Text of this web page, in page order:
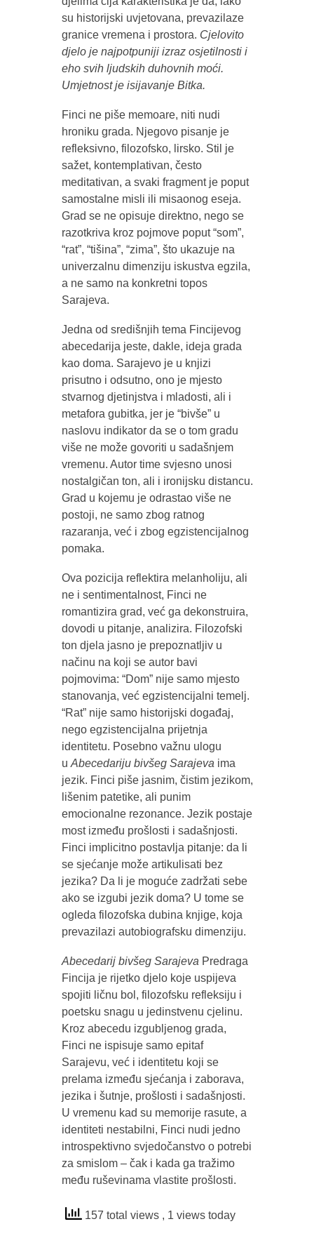
su historijski uvjetovana, prevazilaze
granice vremena i prostora. Cjelovito
djelo je najpotpuniji izraz osjetilnosti i
eho svih ljudskih duhovnih moći.
Umjetnost je isijavanje Bitka.
Finci ne piše memoare, niti nudi
hroniku grada. Njegovo pisanje je
refleksivno, filozofsko, lirsko. Stil je
sažet, kontemplativan, često
meditativan, a svaki fragment je poput
samostalne misli ili misaonog eseja.
Grad se ne opisuje direktno, nego se
razotkriva kroz pojmove poput “som”,
“rat”, “tišina”, “zima”, što ukazuje na
univerzalnu dimenziju iskustva egzila,
a ne samo na konkretni topos
Sarajeva.
Jedna od središnjih tema Fincijevog
abecedarija jeste, dakle, ideja grada
kao doma. Sarajevo je u knjizi
prisutno i odsutno, ono je mjesto
stvarnog djetinjstva i mladosti, ali i
metafora gubitka, jer je “bivše” u
naslovu indikator da se o tom gradu
više ne može govoriti u sadašnjem
vremenu. Autor time svjesno unosi
nostalgičan ton, ali i ironijsku distancu.
Grad u kojemu je odrastao više ne
postoji, ne samo zbog ratnog
razaranja, već i zbog egzistencijalnog
pomaka.
Ova pozicija reflektira melanholiju, ali
ne i sentimentalnost, Finci ne
romantizira grad, već ga dekonstruira,
dovodi u pitanje, analizira. Filozofski
ton djela jasno je prepoznatljiv u
načinu na koji se autor bavi
pojmovima: “Dom” nije samo mjesto
stanovanja, već egzistencijalni temelj.
“Rat” nije samo historijski događaj,
nego egzistencijalna prijetnja
identitetu. Posebno važnu ulogu
u Abecedariju bivšeg Sarajeva ima
jezik. Finci piše jasnim, čistim jezikom,
lišenim patetike, ali punim
emocionalne rezonance. Jezik postaje
most između prošlosti i sadašnjosti.
Finci implicitno postavlja pitanje: da li
se sjećanje može artikulisati bez
jezika? Da li je moguće zadržati sebe
ako se izgubi jezik doma? U tome se
ogleda filozofska dubina knjige, koja
prevazilazi autobiografsku dimenziju.
Abecedarij bivšeg Sarajeva Predraga
Fincija je rijetko djelo koje uspijeva
spojiti ličnu bol, filozofsku refleksiju i
poetsku snagu u jedinstvenu cjelinu.
Kroz abecedu izgubljenog grada,
Finci ne ispisuje samo epitaf
Sarajevu, već i identitetu koji se
prelama između sjećanja i zaborava,
jezika i šutnje, prošlosti i sadašnjosti.
U vremenu kad su memorije rasute, a
identiteti nestabilni, Finci nudi jedno
introspektivno svjedočanstvo o potrebi
za smislom – čak i kada ga tražimo
među ruševinama vlastite prošlosti.
157 total views , 1 views today